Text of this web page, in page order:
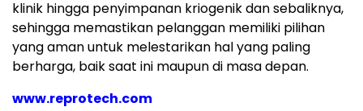
klinik hingga penyimpanan kriogenik dan sebaliknya,
sehingga memastikan pelanggan memiliki pilihan
yang aman untuk melestarikan hal yang paling
berharga, baik saat ini maupun di masa depan.
www.reprotech.com